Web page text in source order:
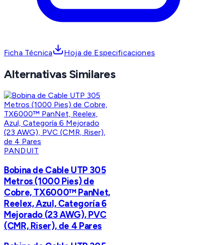
Ficha Técnica Hoja de Especificaciones
Alternativas Similares
PANDUIT
Bobina de Cable UTP 305
Metros (1000 Pies) de
Cobre, TX6000™ PanNet,
Reelex, Azul, Categoría 6
Mejorado (23 AWG), PVC
(CMR, Riser), de 4 Pares